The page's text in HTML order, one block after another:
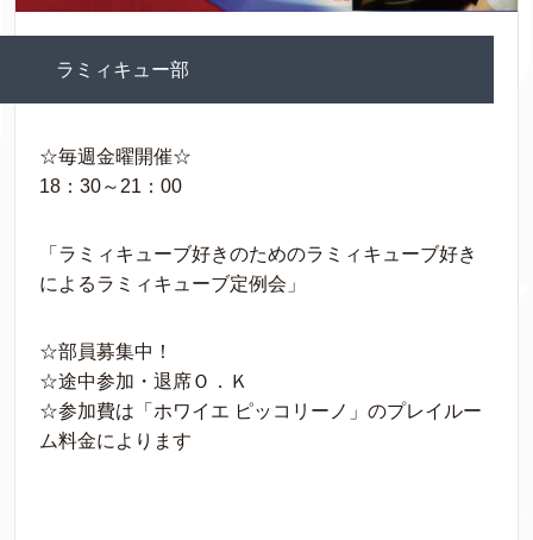
ラミィキュー部
☆毎週金曜開催☆
18：30～21：00
「ラミィキューブ好きのためのラミィキューブ好き
によるラミィキューブ定例会」
☆部員募集中！
☆途中参加・退席Ｏ．Ｋ
☆参加費は「ホワイエ ピッコリーノ」のプレイルー
ム料金によります